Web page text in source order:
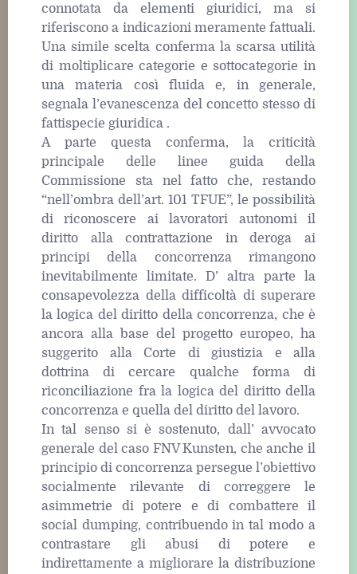
connotata da elementi giuridici, ma si
riferiscono a indicazioni meramente fattuali.
Una simile scelta conferma la scarsa utilità
di moltiplicare categorie e sottocategorie in
una materia così fluida e, in generale,
segnala l’evanescenza del concetto stesso di
fattispecie giuridica .
A parte questa conferma, la criticità
principale delle linee guida della
Commissione sta nel fatto che, restando
“nell’ombra dell’art. 101 TFUE”, le possibilità
di riconoscere ai lavoratori autonomi il
diritto alla contrattazione in deroga ai
principi della concorrenza rimangono
inevitabilmente limitate. D’ altra parte la
consapevolezza della difficoltà di superare
la logica del diritto della concorrenza, che è
ancora alla base del progetto europeo, ha
suggerito alla Corte di giustizia e alla
dottrina di cercare qualche forma di
riconciliazione fra la logica del diritto della
concorrenza e quella del diritto del lavoro.
In tal senso si è sostenuto, dall’ avvocato
generale del caso FNV Kunsten, che anche il
principio di concorrenza persegue l’obiettivo
socialmente rilevante di correggere le
asimmetrie di potere e di combattere il
social dumping, contribuendo in tal modo a
contrastare gli abusi di potere e
indirettamente a migliorare la distribuzione